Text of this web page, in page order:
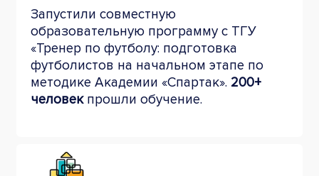
Запустили совместную
образовательную программу с ТГУ
«Тренер по футболу: подготовка
футболистов на начальном этапе по
методике Академии «Спартак». 200+
человекпрошли обучение.